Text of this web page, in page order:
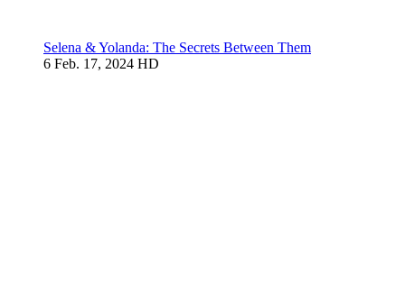
Selena & Yolanda: The Secrets Between Them
6 Feb. 17, 2024 HD